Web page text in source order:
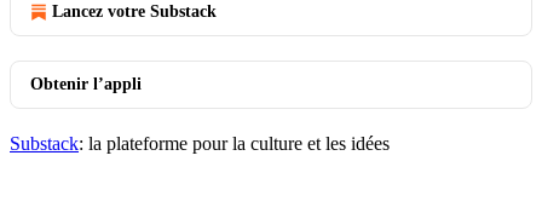
Lancez votre Substack
Obtenir l’appli
Substack: la plateforme pour la culture et les idées